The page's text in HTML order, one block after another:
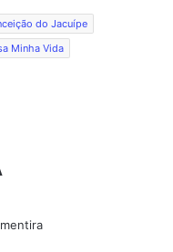
do Jacuípe
Minha Vida
s